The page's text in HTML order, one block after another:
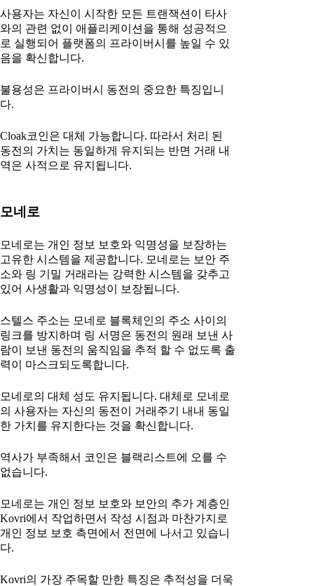
사용자는 자신이 시작한 모든 트랜잭션이 타사
와의 관련 없이 애플리케이션을 통해 성공적으
로 실행되어 플랫폼의 프라이버시를 높일 수 있
음을 확신합니다.
불용성은 프라이버시 동전의 중요한 특징입니
다.
Cloak코인은 대체 가능합니다. 따라서 처리 된
동전의 가치는 동일하게 유지되는 반면 거래 내
역은 사적으로 유지됩니다.
모네로
모네로는 개인 정보 보호와 익명성을 보장하는
고유한 시스템을 제공합니다. 모네로는 보안 주
소와 링 기밀 거래라는 강력한 시스템을 갖추고
있어 사생활과 익명성이 보장됩니다.
스텔스 주소는 모네로 블록체인의 주소 사이의
링크를 방지하며 링 서명은 동전의 원래 보낸 사
람이 보낸 동전의 움직임을 추적 할 수 없도록 출
력이 마스크되도록합니다.
모네로의 대체 성도 유지됩니다. 대체로 모네로
의 사용자는 자신의 동전이 거래주기 내내 동일
한 가치를 유지한다는 것을 확신합니다.
역사가 부족해서 코인은 블랙리스트에 오를 수
없습니다.
모네로는 개인 정보 보호와 보안의 추가 계층인
Kovri에서 작업하면서 작성 시점과 마찬가지로
개인 정보 보호 측면에서 전면에 나서고 있습니
다.
Kovri의 가장 주목할 만한 특징은 추적성을 더욱